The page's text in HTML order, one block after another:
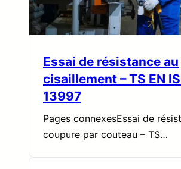
Essai de résistance au
cisaillement – TS EN
13997
Pages connexesEssai de
coupure par couteau – TS…